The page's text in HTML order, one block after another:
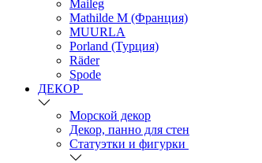
Maileg
Mathilde M (Франция)
MUURLA
Porland (Турция)
Räder
Spode
ДЕКОР
Морской декор
Декор, панно для стен
Статуэтки и фигурки